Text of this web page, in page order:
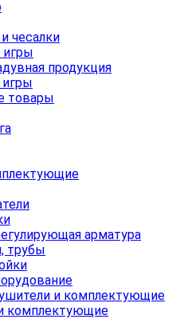
чесалки
игры
продукция
товары
арматура
трубы
и комплектующие
комплектующие